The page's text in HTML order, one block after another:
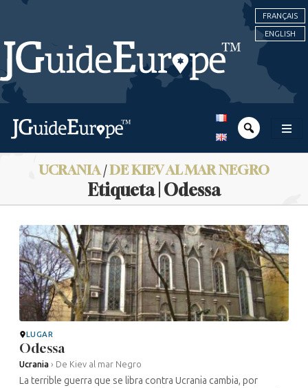
FRANÇAIS
ENGLISH
UCRANIA/DE KIEV AL MAR NEGRO
Etiqueta | Odessa
LUGAR
Odessa
Ucrania › De Kiev al mar Negro
La terrible guerra que se libra contra Ucrania cambia, por